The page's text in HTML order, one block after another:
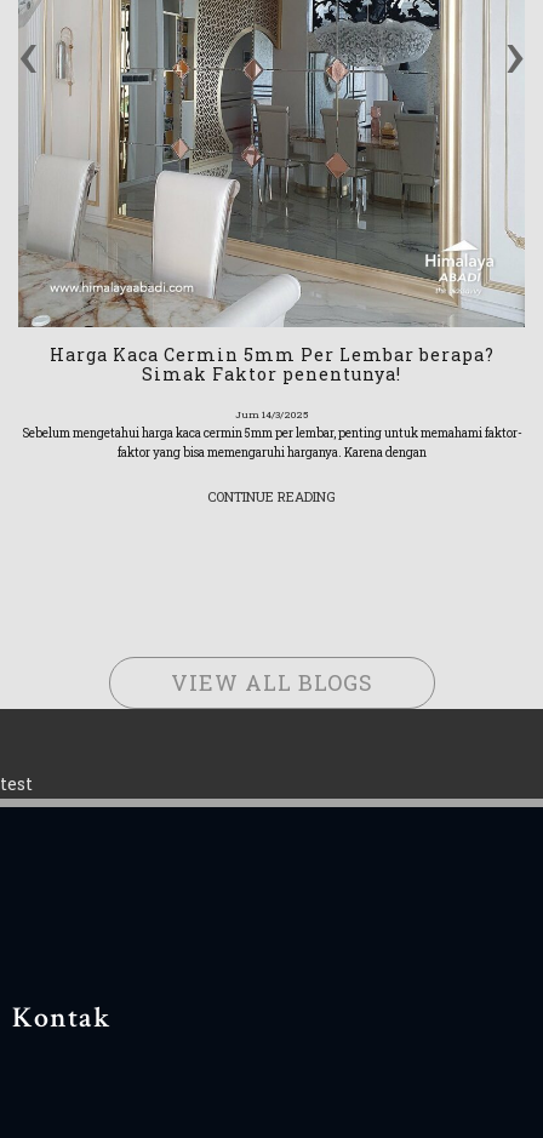
Harga Kaca Cermin 5mm Per Lembar berapa?
Simak Faktor penentunya!
Jum 14/3/2025
Sebelum mengetahui harga kaca cermin 5mm per lembar, penting untuk memahami faktor-
faktor yang bisa memengaruhi harganya. Karena dengan
CONTINUE READING
‹ ›
VIEW ALL BLOGS
test
Kontak